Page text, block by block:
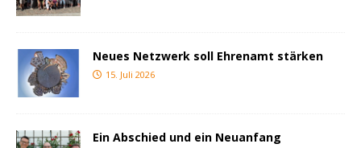
Neues Netzwerk soll Ehrenamt stärken
15. Juli 2026
Ein Abschied und ein Neuanfang